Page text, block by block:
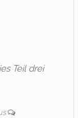
Teil drei